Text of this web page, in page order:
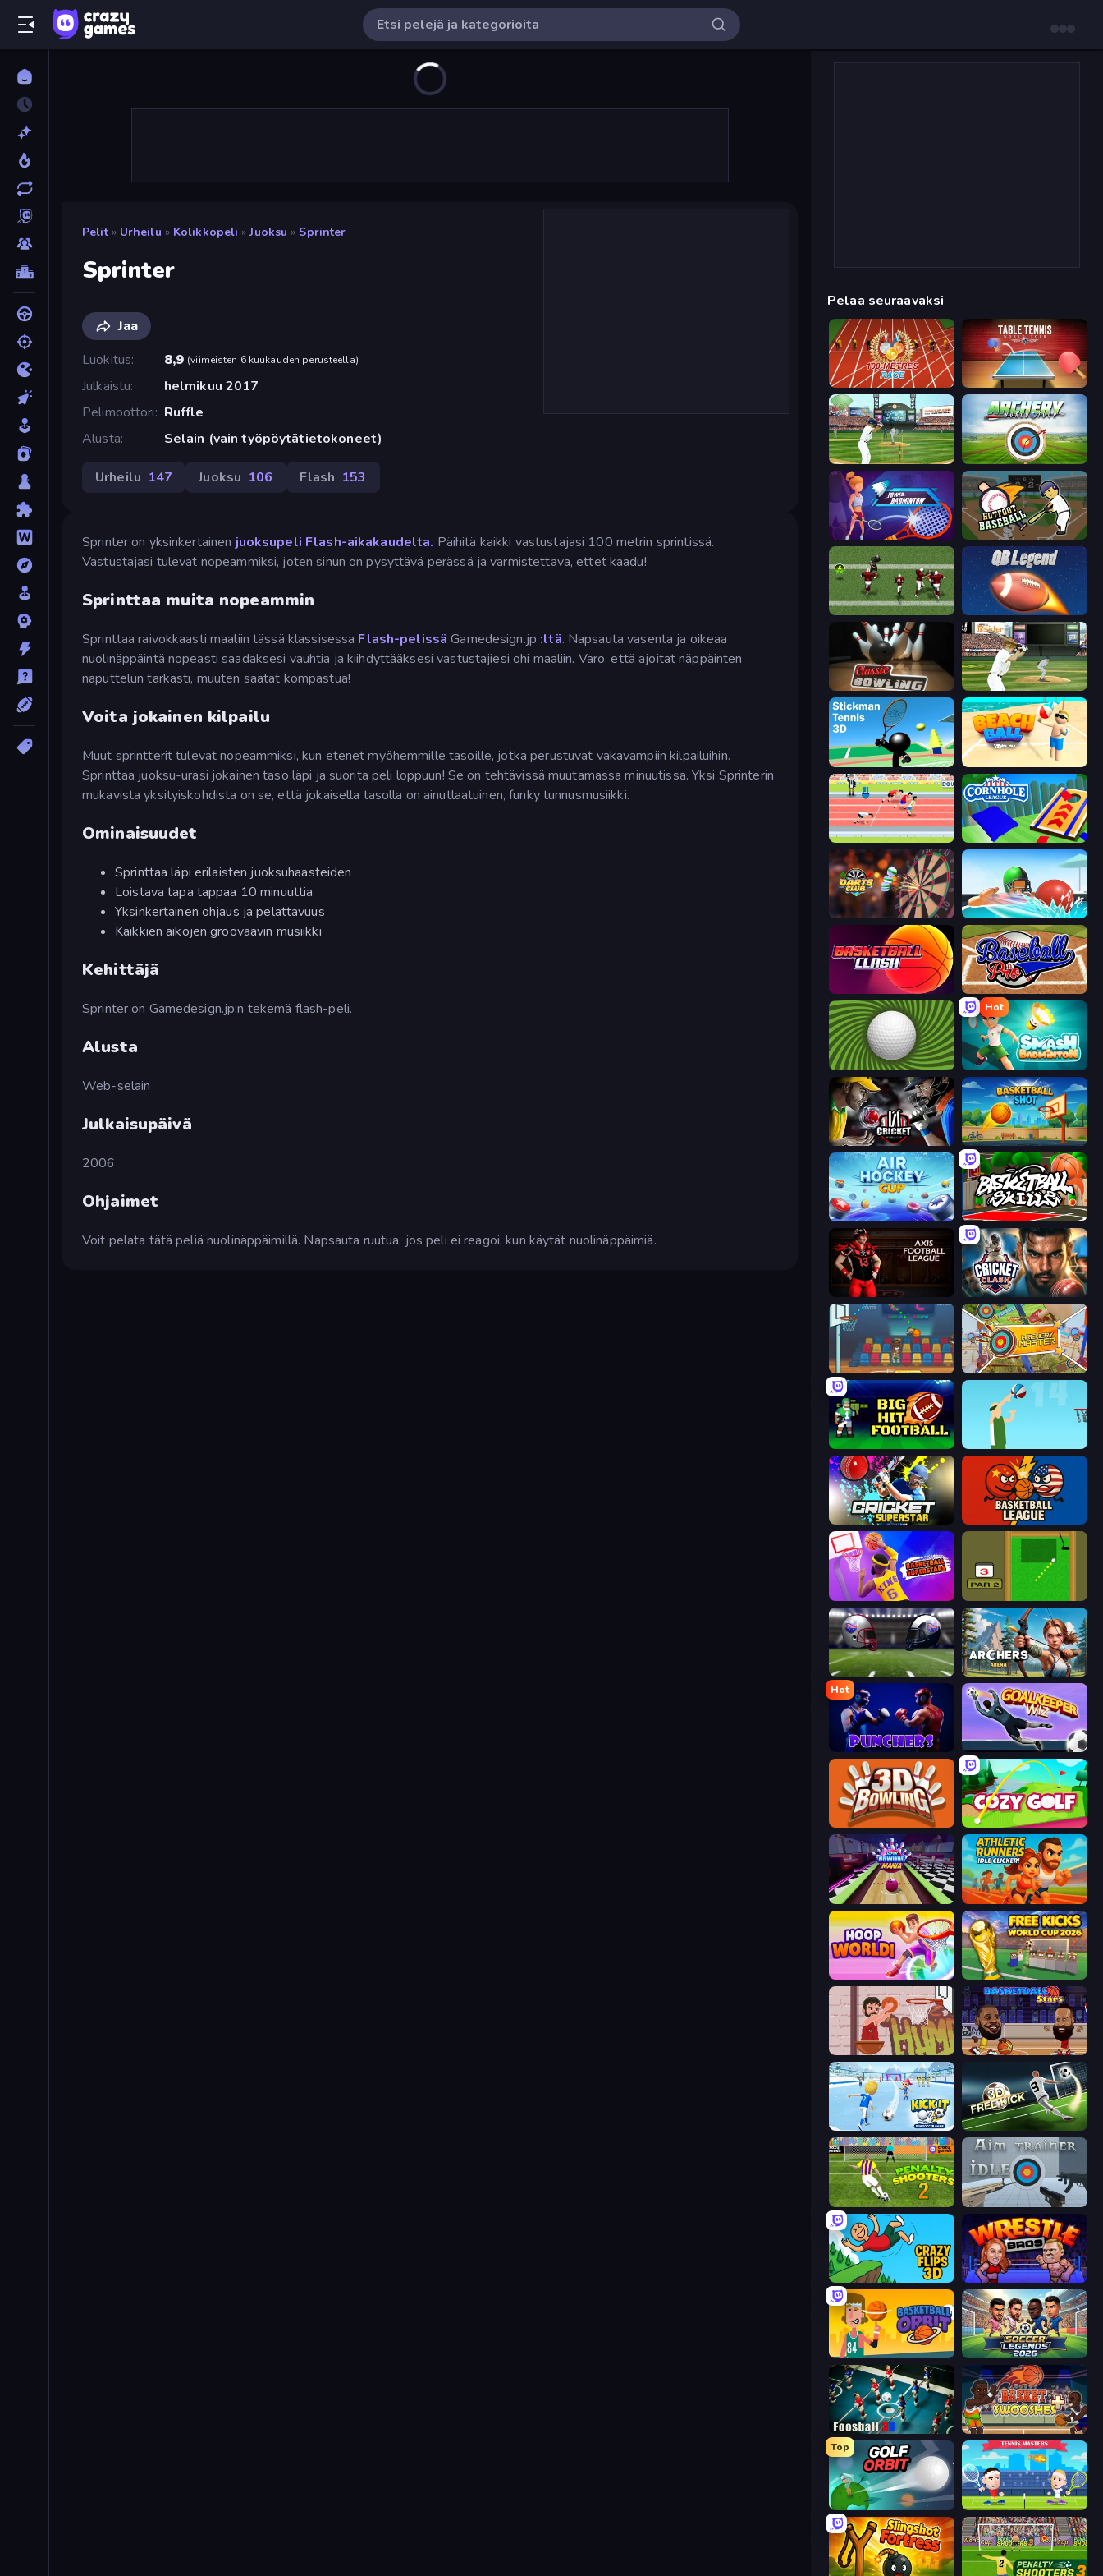
Pelit » Urheilu » Kolikkopeli » Juoksu » Sprinter
Sprinter
Jaa
Luokitus
8,9 (viimeisten 6 kuukauden perusteella)
Julkaistu
helmikuu 2017
Pelimoottori
Ruffle
Alusta
Selain (vain työpöytätietokoneet)
Urheilu 147 Juoksu 106 Flash 153
Sprinter on yksinkertainen juoksupeli Flash-aikakaudelta. Päihitä kaikki vastustajasi 100 metrin sprintissä.
Vastustajasi tulevat nopeammiksi, joten sinun on pysyttävä perässä ja varmistettava, ettet kaadu!
Sprinttaa muita nopeammin
Sprinttaa raivokkaasti maaliin tässä klassisessa Flash-pelissä Gamedesign.jp :ltä. Napsauta vasenta ja oikeaa
nuolinäppäintä nopeasti saadaksesi vauhtia ja kiihdyttääksesi vastustajiesi ohi maaliin. Varo, että ajoitat näppäinten
naputtelun tarkasti, muuten saatat kompastua!
Voita jokainen kilpailu
Muut sprintterit tulevat nopeammiksi, kun etenet myöhemmille tasoille, jotka perustuvat vakavampiin kilpailuihin.
Sprinttaa juoksu-urasi jokainen taso läpi ja suorita peli loppuun! Se on tehtävissä muutamassa minuutissa. Yksi Sprinterin
mukavista yksityiskohdista on se, että jokaisella tasolla on ainutlaatuinen, funky tunnusmusiikki.
Ominaisuudet
Sprinttaa läpi erilaisten juoksuhaasteiden
Loistava tapa tappaa 10 minuuttia
Yksinkertainen ohjaus ja pelattavuus
Kaikkien aikojen groovaavin musiikki
Kehittäjä
Sprinter on Gamedesign.jp:n tekemä flash-peli.
Alusta
Web-selain
Julkaisupäivä
2006
Ohjaimet
Voit pelata tätä peliä nuolinäppäimillä. Napsauta ruutua, jos peli ei reagoi, kun käytät nuolinäppäimiä.
Pelaa seuraavaksi
100 Meters Race Table Tennis World Tour
Baseball Archery World Tour
Power Badminton Hotfoot Baseball
Return Man 2 2 Minute Football QB Legend
Classic Bowling ESPN Arcade Baseball
Stickman Tennis 3D
Sports Hero Cornhole League
Darts Club Dodgeball
Basketball Clash Baseball Pro
The Speedy Golf
Hot
Smash Badminton
Cricket World Cup Basketball Shot
Air Hockey Cup Basketball Skills
Axis Football League Cricket Clash
Basket Champs Archery Master
Big Hit Football Street Ball Jam
Basketball League
Basketball Superstars
4th and Goal 2019 Archers Arena
Hot
Punchers Goalkeeper Wiz
3D Bowling Cozy Golf
Super Bowling Mania Athletic Runners: Idle Clicker
Hoop World 3D Free Kicks World Cup 2026
Basket Slam Dunk 2 Basketball Stars
Kick It – Fun Soccer Game Free Kick Classic (3D Free Kick)
Penalty Shooters 2 Aim Trainer Idle
Crazy Flips 3D Wrestle Bros
Basketball Orbit Soccer Legends 2026
Foosball 3D Basket Swooshes Plus
Top
Golf Orbit Tennis Masters